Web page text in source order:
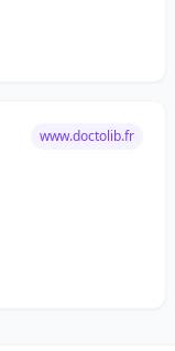
www.doctolib.fr